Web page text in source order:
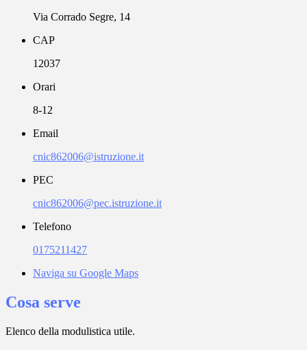
Via Corrado Segre, 14
CAP
12037
Orari
8-12
Email
cnic862006@istruzione.it
PEC
cnic862006@pec.istruzione.it
Telefono
0175211427
Naviga su Google Maps
Cosa serve
Elenco della modulistica utile.